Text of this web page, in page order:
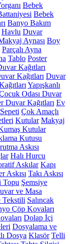
Bebek
Bebek
Banyo Bakım
Havlu Duvar
Aynası Boy
Parçalı Ayna
Tablo Poster
Kağıtları
Kağıtları Duvar
Yapışkanlı
Odası Duvar
Duvar Kağıtları Ev
Çok Amaçlı
Kutular Makyaj
Kutular
Kutusu
Askısı
Halı Hurcu
Askılar Kapı
Askısı Takı Askısı
Topu Şemsiye
ve Masa
Tekstili Salıncak
Çöp Kovaları
Dolap İçi
Dosyalama ve
Dosya Klasör Telli